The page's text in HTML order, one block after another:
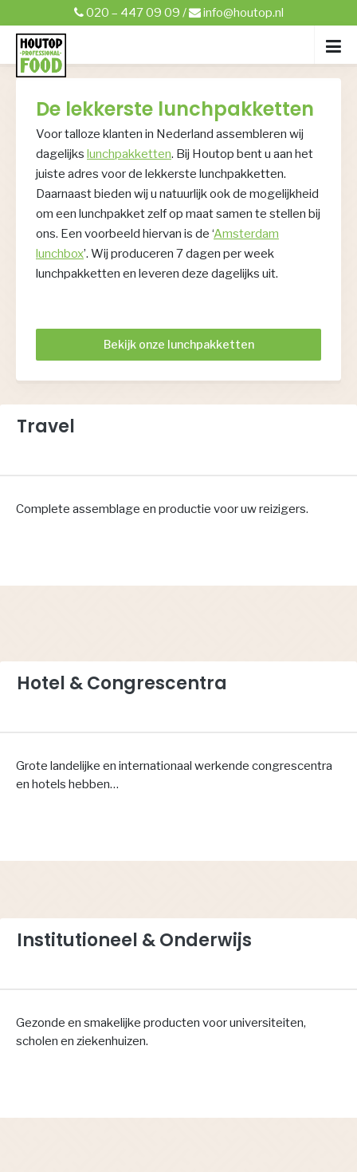
020 – 447 09 09 / info@houtop.nl
De lekkerste lunchpakketten
Voor talloze klanten in Nederland assembleren wij
dagelijks lunchpakketten. Bij Houtop bent u aan het
juiste adres voor de lekkerste lunchpakketten.
Daarnaast bieden wij u natuurlijk ook de mogelijkheid
om een lunchpakket zelf op maat samen te stellen bij
ons. Een voorbeeld hiervan is de ‘Amsterdam
lunchbox’. Wij produceren 7 dagen per week
lunchpakketten en leveren deze dagelijks uit.
Bekijk onze lunchpakketten
Travel
Complete assemblage en productie voor uw reizigers.
Hotel & Congrescentra
Grote landelijke en internationaal werkende congrescentra
en hotels hebben…
Institutioneel & Onderwijs
Gezonde en smakelijke producten voor universiteiten,
scholen en ziekenhuizen.